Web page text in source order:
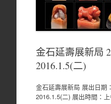
金石延壽展新局
2016.1.5(二)
金石延壽展新局 展出日期
2016.1.5(二) 展出時間：